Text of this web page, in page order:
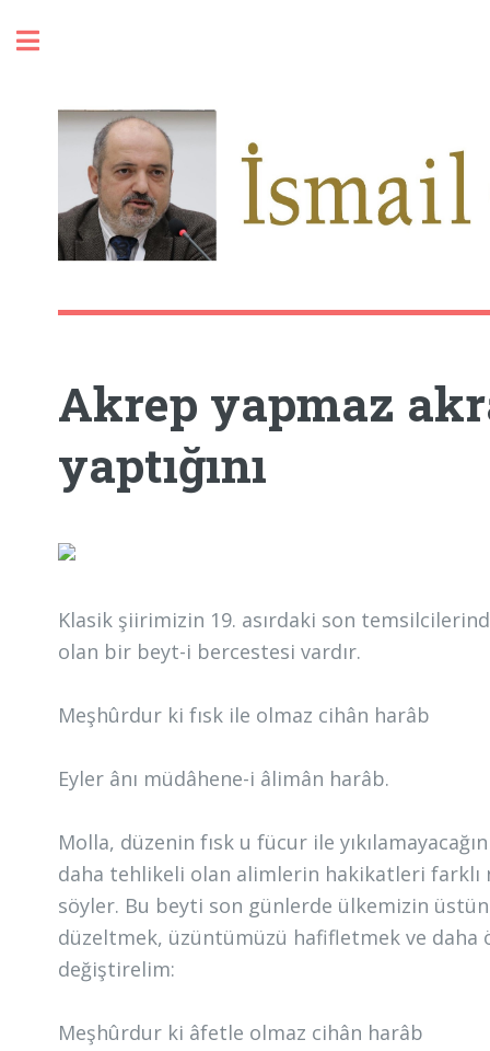
Akrep yapmaz
yaptığını
Klasik şiirimizin 19. asırdaki son
olan bir beyt-i bercestesi vardır.
Meşhûrdur ki fısk ile olmaz cihân harâb
Eyler ânı müdâhene-i âlimân harâb.
Molla, düzenin fısk u fücur ile
daha tehlikeli olan alimlerin hakikatleri farklı
söyler. Bu beyti son günlerde ülkemizin
düzeltmek, üzüntümüzü hafifletmek ve
değiştirelim:
Meşhûrdur ki âfetle olmaz cihân harâb